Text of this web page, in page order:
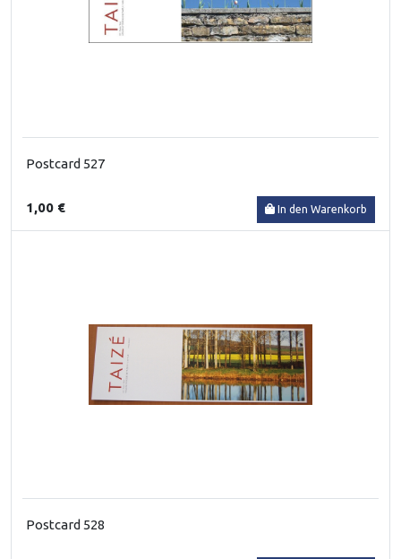
Postcard 527
1,00 € In den Warenkorb
Postcard 528